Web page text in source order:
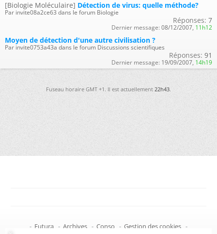
[Biologie Moléculaire] Détection de virus: quelle méthode?
Par invite08a2ce63 dans le forum Biologie
Réponses: 7
Dernier message: 08/12/2007, 11h12
Moyen de détection d'une autre civilisation ?
Par invite0753a43a dans le forum Discussions scientifiques
Réponses: 91
Dernier message: 19/09/2007, 14h19
Fuseau horaire GMT +1. Il est actuellement22h43.
- Futura - Archives - Conso - Gestion des cookies -